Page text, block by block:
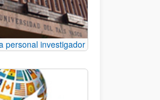
personal investigador